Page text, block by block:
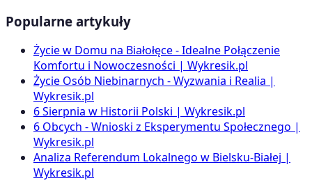
Popularne artykuły
Życie w Domu na Białołęce - Idealne Połączenie
Komfortu i Nowoczesności | Wykresik.pl
Życie Osób Niebinarnych - Wyzwania i Realia |
Wykresik.pl
6 Sierpnia w Historii Polski | Wykresik.pl
6 Obcych - Wnioski z Eksperymentu Społecznego |
Wykresik.pl
Analiza Referendum Lokalnego w Bielsku-Białej |
Wykresik.pl